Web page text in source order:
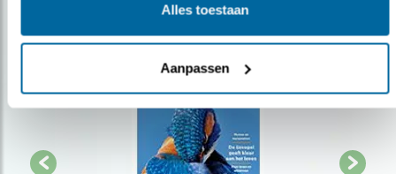
Alles toestaan
Aanpassen